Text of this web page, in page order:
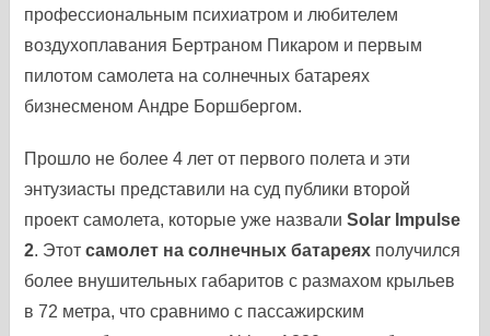
профессиональным психиатром и любителем
воздухоплавания Бертраном Пикаром и первым
пилотом самолета на солнечных батареях
бизнесменом Андре Боршбергом.
Прошло не более 4 лет от первого полета и эти
энтузиасты представили на суд публики второй
проект самолета, которые уже назвалиSolar Impulse
2. Этотсамолет на солнечных батареях получился
более внушительных габаритов с размахом крыльев
в 72 метра, что сравнимо с пассажирским